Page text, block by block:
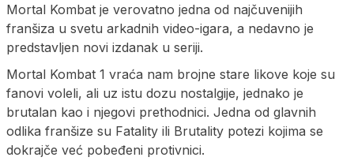
Mortal Kombat je verovatno jedna od najčuvenijih
franšiza u svetu arkadnih video-igara, a nedavno je
predstavljen novi izdanak u seriji.
Mortal Kombat 1 vraća nam brojne stare likove koje su
fanovi voleli, ali uz istu dozu nostalgije, jednako je
brutalan kao i njegovi prethodnici. Jedna od glavnih
odlika franšize su Fatality ili Brutality potezi kojima se
dokrajče već pobeđeni protivnici.